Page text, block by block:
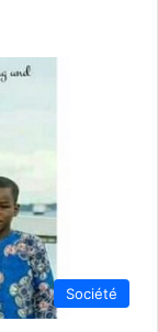
Société